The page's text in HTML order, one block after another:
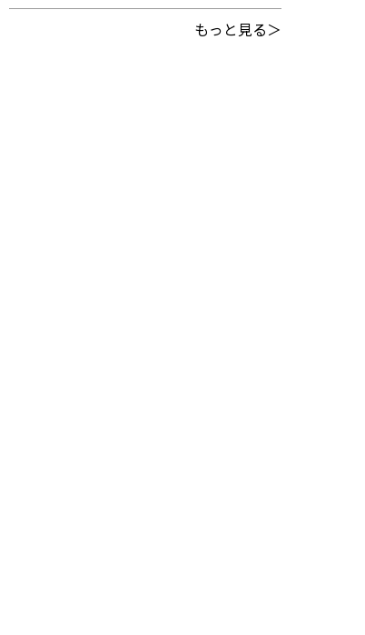
もっと見る＞